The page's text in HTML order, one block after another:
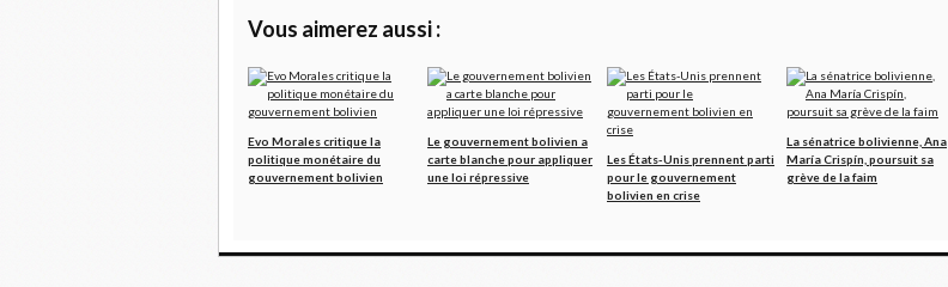
Vous aimerez aussi :
Evo Morales critique la
politique monétaire du
gouvernement bolivien
Le gouvernement bolivien a
carte blanche pour appliquer
une loi répressive
Les États-Unis prennent parti
pour le gouvernement
bolivien en crise
La sénatrice bolivienne, Ana
María Crispín, poursuit sa
grève de la faim